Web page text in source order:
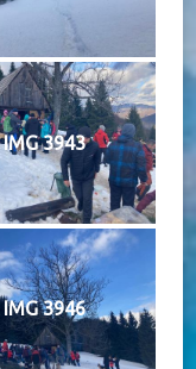
IMG 3943
IMG 3946